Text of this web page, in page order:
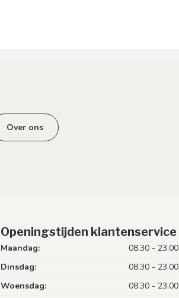
Over ons
Openingstijden klantenservice
Maandag:
08.30 - 23.00
Dinsdag:
08.30 - 23.00
Woensdag:
08.30 - 23.00